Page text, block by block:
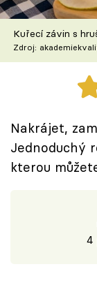
Recepty z
Speciál:
Těhotnej
Sledujte
Přihlášení
Kuřecí závin s
Zdroj:
Nakrájet,
Jednoduchý
kterou
4